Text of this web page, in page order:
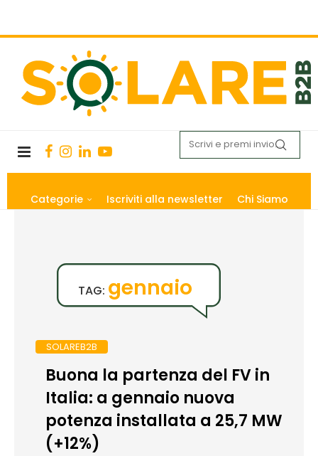
Categorie Iscriviti alla newsletter Chi Siamo
TAG: gennaio
SOLAREB2B
Buona la partenza del FV in
Italia: a gennaio nuova
potenza installata a 25,7 MW
(+12%)